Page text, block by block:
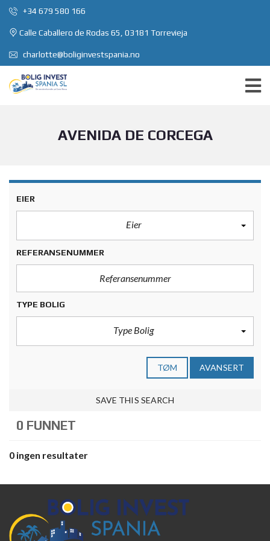
+34 679 580 166
Calle Caballero de Rodas 65, 03181 Torrevieja
charlotte@boliginvestspania.no
AVENIDA DE CORCEGA
EIER
Eier
REFERANSENUMMER
TYPE BOLIG
Type Bolig
TØM AVANSERT
SAVE THIS SEARCH
0 FUNNET
0 ingen resultater